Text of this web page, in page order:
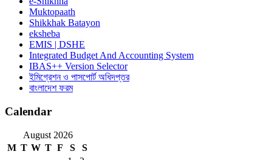
Muktopaath
Shikkhak Batayon
eksheba
EMIS | DSHE
Integrated Budget And Accounting System
IBAS++ Version Selector
ইমিগ্রেশন ও পাসপোর্ট অধিদপ্তর
বাংলাদেশ ফরম
Calendar
August 2026
M T W T F S
S